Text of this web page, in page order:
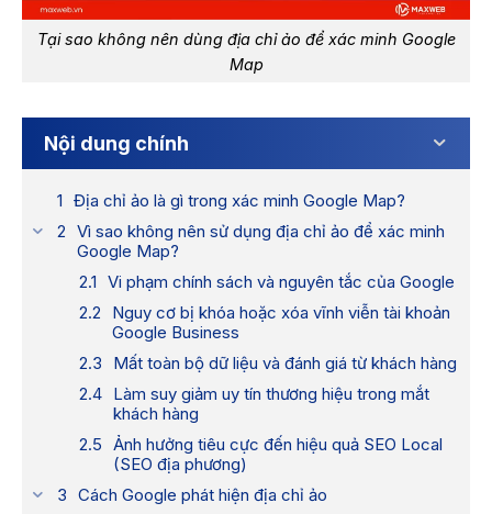
Tại sao không nên dùng địa chỉ ảo để xác minh Google
Map
Nội dung chính
Địa chỉ ảo là gì trong xác minh Google Map?
Vì sao không nên sử dụng địa chỉ ảo để xác minh
Google Map?
Vi phạm chính sách và nguyên tắc của Google
Nguy cơ bị khóa hoặc xóa vĩnh viễn tài khoản
Google Business
Mất toàn bộ dữ liệu và đánh giá từ khách hàng
Làm suy giảm uy tín thương hiệu trong mắt
khách hàng
Ảnh hưởng tiêu cực đến hiệu quả SEO Local
(SEO địa phương)
Cách Google phát hiện địa chỉ ảo